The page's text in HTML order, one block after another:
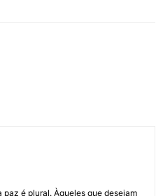
é plural. Àqueles que desejam